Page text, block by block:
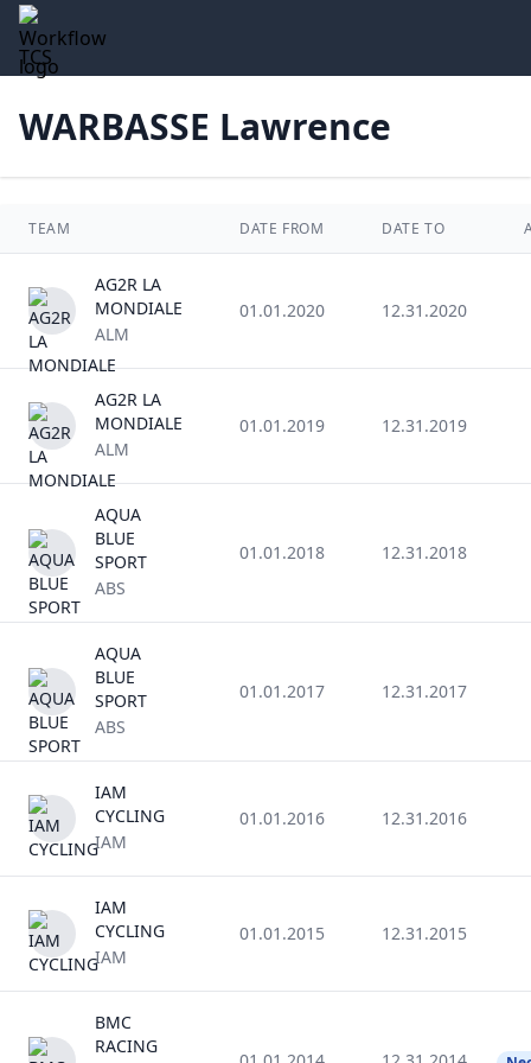
TCS
WARBASSE Lawrence
TEAM DATE FROM DATE TO
AG2R LA
MONDIALE
ALM
01.01.2020 12.31.2020
AG2R LA
MONDIALE
ALM
01.01.2019 12.31.2019
AQUA
BLUE
SPORT
ABS
01.01.2018 12.31.2018
AQUA
BLUE
SPORT
ABS
01.01.2017 12.31.2017
IAM
CYCLING
IAM
01.01.2016 12.31.2016
IAM
CYCLING
IAM
01.01.2015 12.31.2015
BMC
RACING